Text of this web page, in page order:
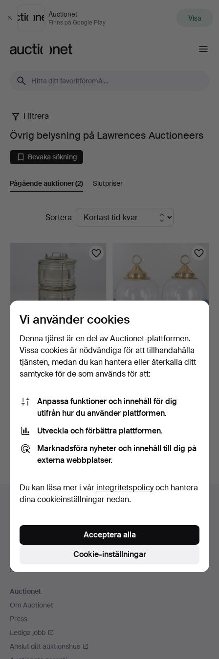
Stäng
Auctionet
Finns på Google Play Visa
Övrig
belysning
på
Lawrences
Auctioneers
Filtrera
Övrig belysning på Lawrences Auctioneers
Bevaka sökning
Pågående auktioner(2) Slutpriser
PågåendeSortera
VINTAGE
TOPLANTERNA FÖR
FARTYG.
Utvalt
PAR DEKORATIVA
LANTERNOR.
6 dagar
Bevaka sökning
Du kan också söka i vårt arkiv med avslutade auktioner
Sidfotsnavigation
Hjälp och kontakt
Alla auktionshus
Betalningsalternativ
Sociala medier
Auctionet
Om Auctionet
Press
Lediga jobb
Anslut ditt auktionshus
Vi använder cookies
Denna tjänst är en del av Auctionet-plattformen.
Vissa cookies är nödvändiga för att tillhandahålla
tjänsten, medan du kan hantera eller återkalla ditt
samtycke för de som används för att:
Anpassa funktioner och innehåll för dig
utifrån hur du använder plattformen.
Utveckla och förbättra plattformen.
Marknadsföra nyheter och innehåll till dig på
externa webbplatser.
Du kan läsa mer i vår integritetspolicyoch hantera
dina cookieinställningar nedan.
Cookie-inställningar
Acceptera alla